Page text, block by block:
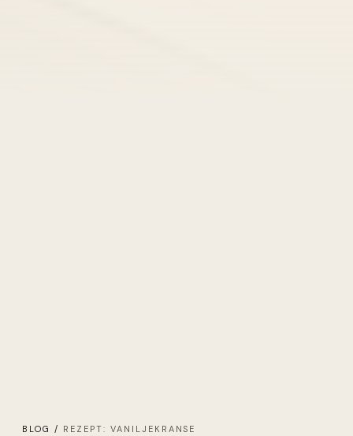
BLOG / REZEPT: VANILJEKRANSE